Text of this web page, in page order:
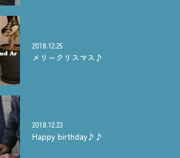
2018.12.25
メリークリスマス♪
2018.12.23
Happy birthday♪♪